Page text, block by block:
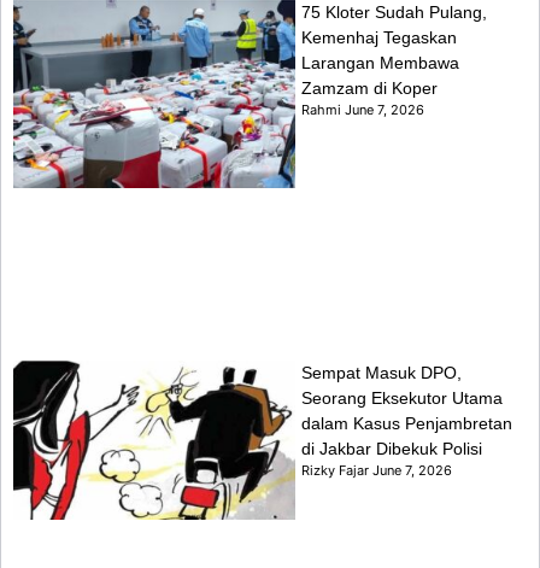
75 Kloter Sudah Pulang,
Kemenhaj Tegaskan
Larangan Membawa
Zamzam di Koper
RahmiJune 7, 2026
Sempat Masuk DPO,
Seorang Eksekutor Utama
dalam Kasus Penjambretan
di Jakbar Dibekuk Polisi
Rizky FajarJune 7, 2026